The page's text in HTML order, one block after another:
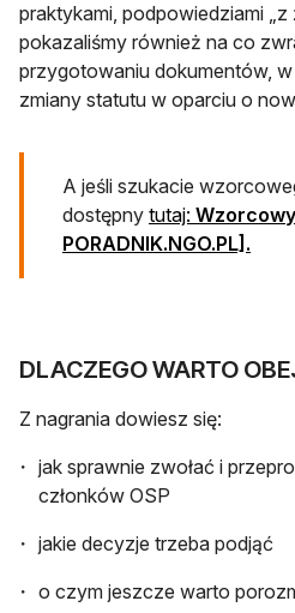
praktykami, podpowiedziami „z
pokazaliśmy również na co
przygotowaniu dokumentów,
zmiany statutu w oparciu o
A jeśli szukacie
dostępny tutaj:
PORADNIK.NGO.PL].
DLACZEGO WARTO
Z nagrania dowiesz się:
jak sprawnie zwołać i
członków OSP
jakie decyzje trzeba podjąć
o czym jeszcze warto